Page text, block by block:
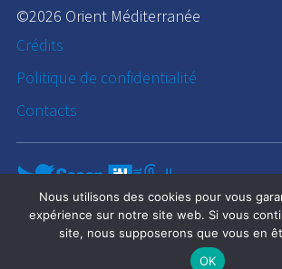
©2026 Orient Méditerranée
Crédits
Politique de confidentialité
Contacts
Nous utilisons des cookies pour vous
expérience sur notre site web. Si vous
site, nous supposerons que vous en
OK